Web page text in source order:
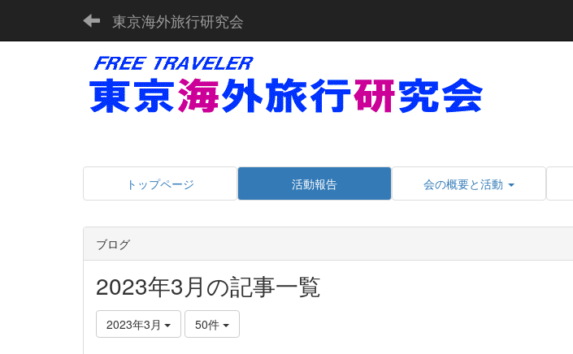
東京海外旅行研究会
トップページ 活動報告 会の概要と活動
ブログ
2023年3月の記事一覧
2023年3月 50件